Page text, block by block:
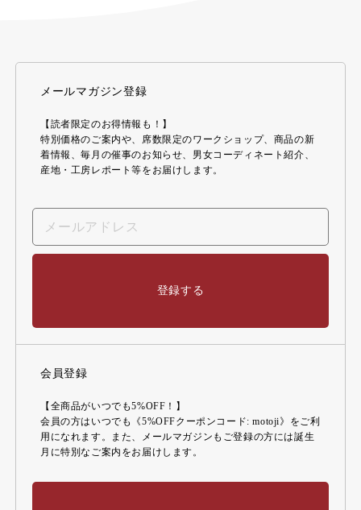
メールマガジン登録
【読者限定のお得情報も！】
特別価格のご案内や、席数限定のワークショップ、商品の新
着情報、毎月の催事のお知らせ、男女コーディネート紹介、
産地・工房レポート等をお届けします。
登録する
会員登録
【全商品がいつでも5%OFF！】
会員の方はいつでも《5%OFFクーポンコード: motoji》をご利
用になれます。また、メールマガジンもご登録の方には誕生
月に特別なご案内をお届けします。